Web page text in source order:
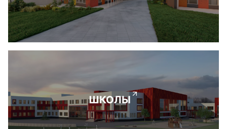
ШКОЛЫ